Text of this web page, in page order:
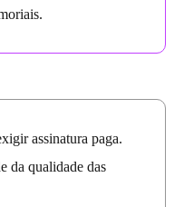
assinatura paga.
da qualidade das